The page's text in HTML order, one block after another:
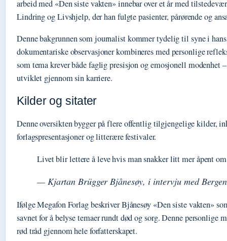
arbeid med «Den siste vakten» innebar over et år med
Lindring og Livshjelp, der han fulgte pasienter, pårørende og
Denne bakgrunnen som journalist kommer tydelig til syne i
dokumentariske observasjoner kombineres med personlige
som tema krever både faglig presisjon og emosjonell modenhet
utviklet gjennom sin karriere.
Kilder og sitater
Denne oversikten bygger på flere offentlig tilgjengelige kilder,
forlagspresentasjoner og litterære festivaler.
Livet blir lettere å leve hvis man snakker litt mer åpent
— Kjartan Brügger Bjånesøy, i intervju med
Ifølge Megafon Forlag beskriver Bjånesøy «Den siste vakten»
savnet for å belyse temaer rundt død og sorg. Denne personlige
rød tråd gjennom hele forfatterskapet.